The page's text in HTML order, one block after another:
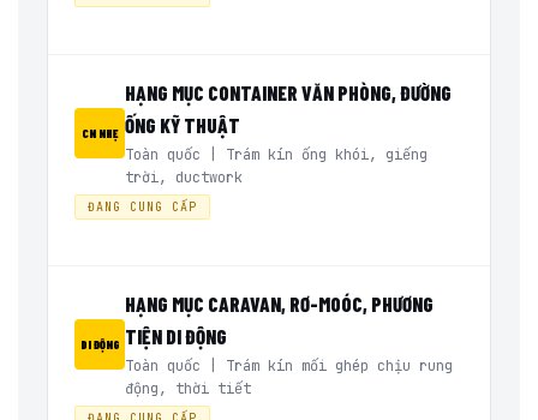
CN NHẸ
HẠNG MỤC CONTAINER VĂN PHÒNG, ĐƯỜNG
ỐNG KỸ THUẬT
Toàn quốc | Trám kín ống khói, giếng
trời, ductwork
ĐANG CUNG CẤP
DI ĐỘNG
HẠNG MỤC CARAVAN, RƠ-MOÓC, PHƯƠNG
TIỆN DI ĐỘNG
Toàn quốc | Trám kín mối ghép chịu rung
động, thời tiết